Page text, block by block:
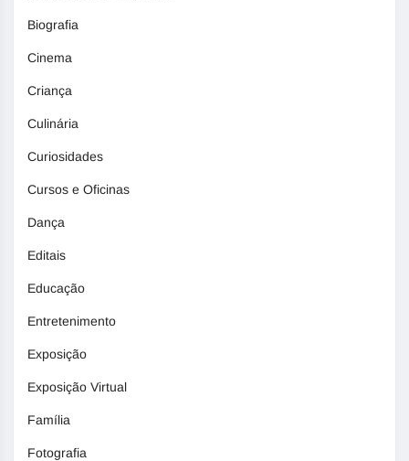
Biografia
Cinema
Criança
Culinária
Curiosidades
Cursos e Oficinas
Dança
Editais
Educação
Entretenimento
Exposição
Exposição Virtual
Família
Fotografia